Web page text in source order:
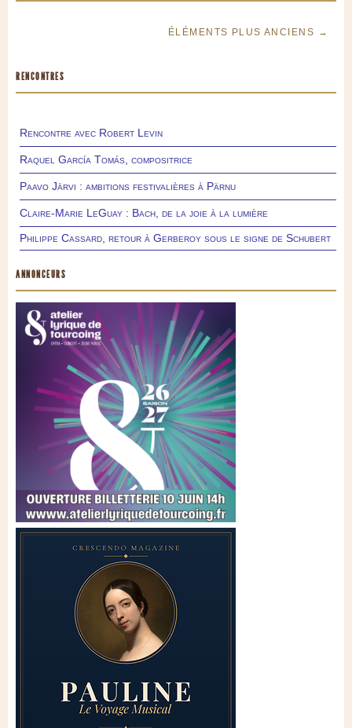
ÉLÉMENTS PLUS ANCIENS →
RENCONTRES
Rencontre avec Robert Levin
Raquel García Tomás, compositrice
Paavo Järvi : ambitions festivalières à Pärnu
Claire-Marie LeGuay : Bach, de la joie à la lumière
Philippe Cassard, retour à Gerberoy sous le signe de Schubert
ANNONCEURS